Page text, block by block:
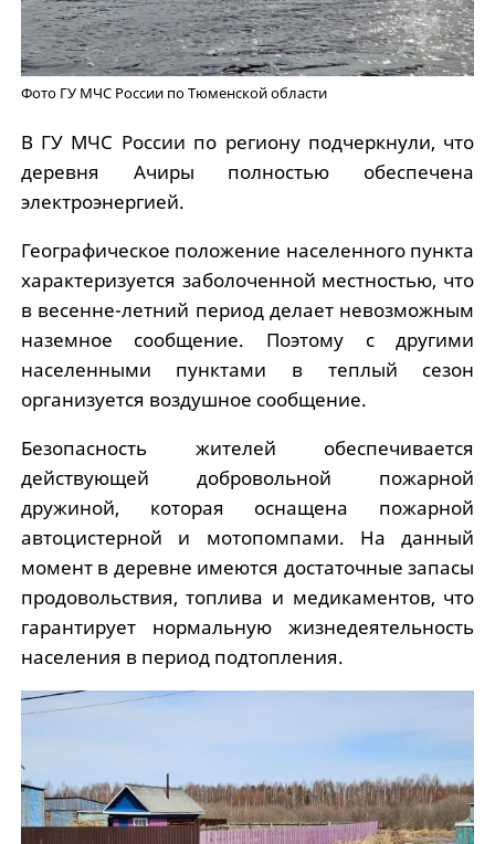
Фото ГУ МЧС России по Тюменской области
В ГУ МЧС России по региону подчеркнули, что
деревня Ачиры полностью обеспечена
электроэнергией.
Географическое положение населенного пункта
характеризуется заболоченной местностью, что
в весенне-летний период делает невозможным
наземное сообщение. Поэтому с другими
населенными пунктами в теплый сезон
организуется воздушное сообщение.
Безопасность жителей обеспечивается
действующей добровольной пожарной
дружиной, которая оснащена пожарной
автоцистерной и мотопомпами. На данный
момент в деревне имеются достаточные запасы
продовольствия, топлива и медикаментов, что
гарантирует нормальную жизнедеятельность
населения в период подтопления.